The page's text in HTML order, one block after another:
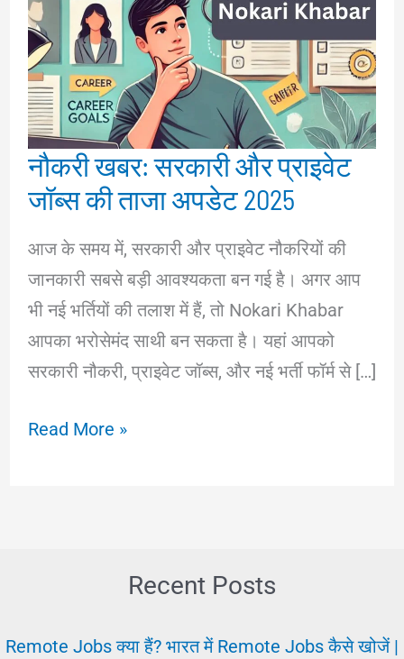
नौकरी खबर: सरकारी और प्राइवेट
जॉब्स की ताजा अपडेट 2025
आज के समय में, सरकारी और प्राइवेट नौकरियों की
जानकारी सबसे बड़ी आवश्यकता बन गई है। अगर आप
भी नई भर्तियों की तलाश में हैं, तो Nokari Khabar
आपका भरोसेमंद साथी बन सकता है। यहां आपको
सरकारी नौकरी, प्राइवेट जॉब्स, और नई भर्ती फॉर्म से […]
नौकरी
ताजा
Read More »
Recent Posts
Remote Jobs क्या हैं? भारत में Remote Jobs कैसे खोजें |